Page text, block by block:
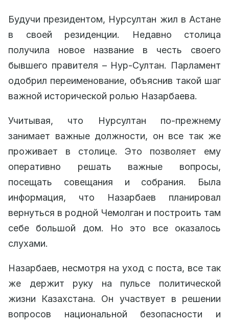
Будучи президентом, Нурсултан жил в Астане
в своей резиденции. Недавно столица
получила новое название в честь своего
бывшего правителя – Нур-Султан. Парламент
одобрил переименование, объяснив такой шаг
важной исторической ролью Назарбаева.
Учитывая, что Нурсултан по-прежнему
занимает важные должности, он все так же
проживает в столице. Это позволяет ему
оперативно решать важные вопросы,
посещать совещания и собрания. Была
информация, что Назарбаев планировал
вернуться в родной Чемолган и построить там
себе большой дом. Но это все оказалось
слухами.
Назарбаев, несмотря на уход с поста, все так
же держит руку на пульсе политической
жизни Казахстана. Он участвует в решении
вопросов национальной безопасности и